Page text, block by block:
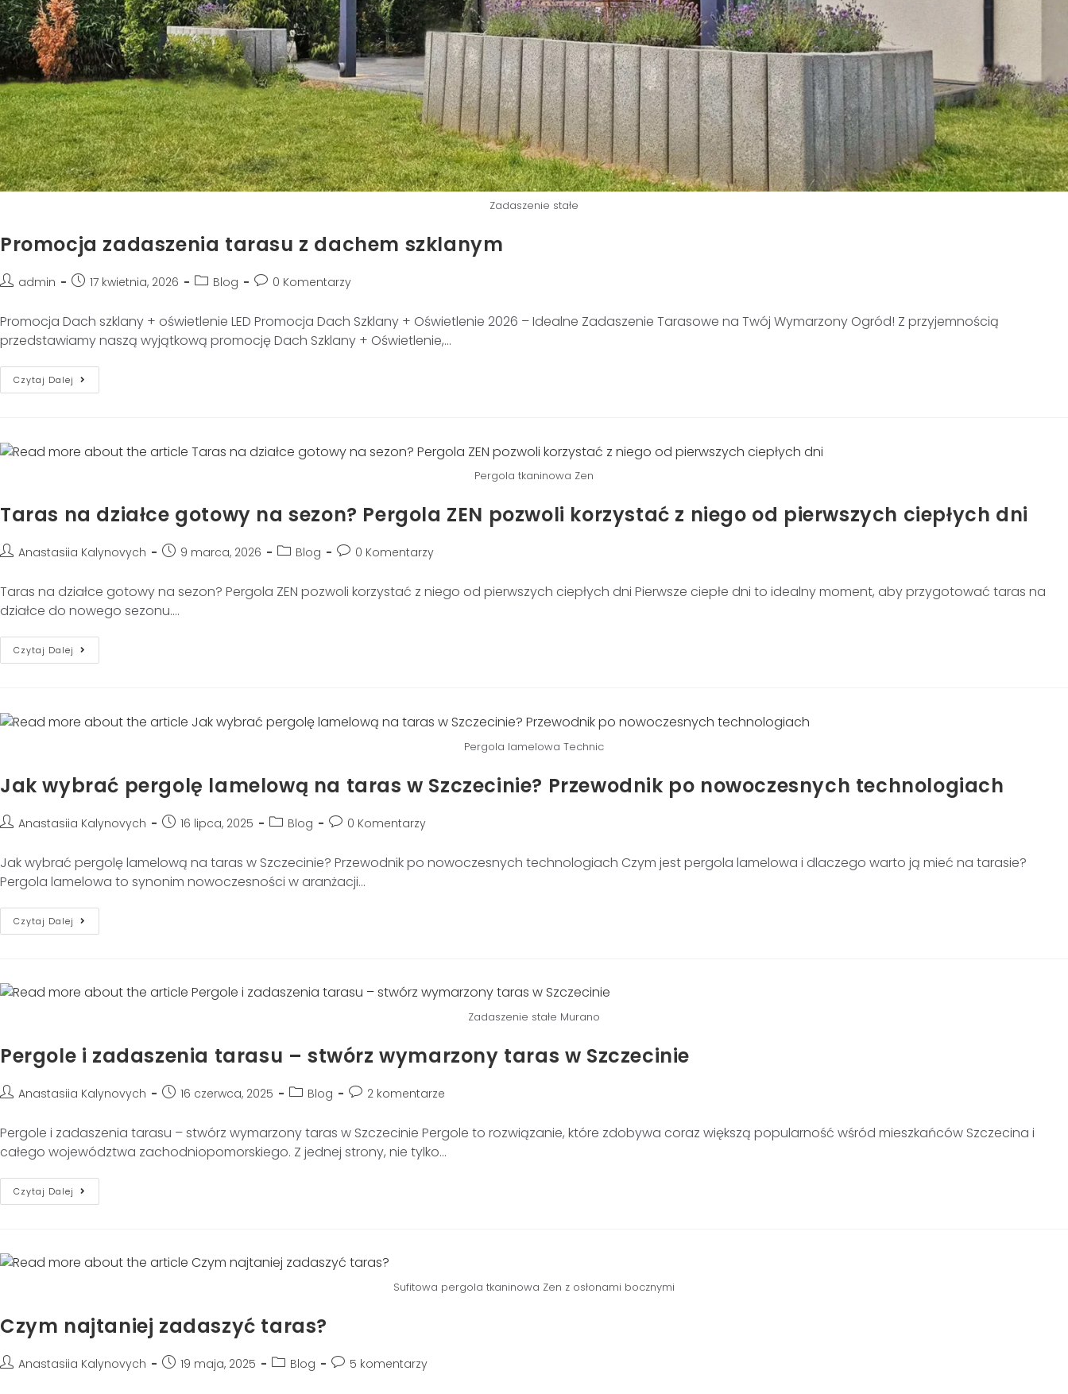
Zadaszenie stałe
Promocja zadaszenia tarasu z dachem szklanym
admin 17 kwietnia, 2026 Blog 0 Komentarzy
Promocja Dach szklany + oświetlenie LED Promocja Dach Szklany + Oświetlenie 2026 – Idealne Zadaszenie Tarasowe na Twój Wymarzony Ogród! Z przyjemnością
przedstawiamy naszą wyjątkową promocję Dach Szklany + Oświetlenie,…
Czytaj Dalej
Pergola tkaninowa Zen
Taras na działce gotowy na sezon? Pergola ZEN pozwoli korzystać z niego od pierwszych ciepłych dni
Anastasiia Kalynovych 9 marca, 2026 Blog 0 Komentarzy
Taras na działce gotowy na sezon? Pergola ZEN pozwoli korzystać z niego od pierwszych ciepłych dni Pierwsze ciepłe dni to idealny moment, aby przygotować taras na
działce do nowego sezonu.…
Czytaj Dalej
Pergola lamelowa Technic
Jak wybrać pergolę lamelową na taras w Szczecinie? Przewodnik po nowoczesnych technologiach
Anastasiia Kalynovych 16 lipca, 2025 Blog 0 Komentarzy
Jak wybrać pergolę lamelową na taras w Szczecinie? Przewodnik po nowoczesnych technologiach Czym jest pergola lamelowa i dlaczego warto ją mieć na tarasie?
Pergola lamelowa to synonim nowoczesności w aranżacji…
Czytaj Dalej
Zadaszenie stałe Murano
Pergole i zadaszenia tarasu – stwórz wymarzony taras w Szczecinie
Anastasiia Kalynovych 16 czerwca, 2025 Blog 2 komentarze
Pergole i zadaszenia tarasu – stwórz wymarzony taras w Szczecinie Pergole to rozwiązanie, które zdobywa coraz większą popularność wśród mieszkańców Szczecina i
całego województwa zachodniopomorskiego. Z jednej strony, nie tylko…
Czytaj Dalej
Sufitowa pergola tkaninowa Zen z osłonami bocznymi
Czym najtaniej zadaszyć taras?
Anastasiia Kalynovych 19 maja, 2025 Blog 5 komentarzy